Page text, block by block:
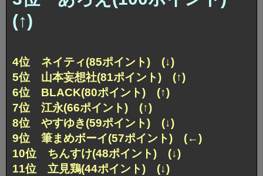
(↑)
4位 ネイティ(85ポイント) (↓)
5位 山本妄想社(81ポイント) (↑)
6位 BLACK(80ポイント) (↑)
7位 江永(66ポイント) (↑)
8位 やすゆき(59ポイント) (↓)
9位 筆まめボーイ(57ポイント) (←)
10位 ちんすけ(48ポイント) (↓)
11位 立見鶏(44ポイント) (↓)